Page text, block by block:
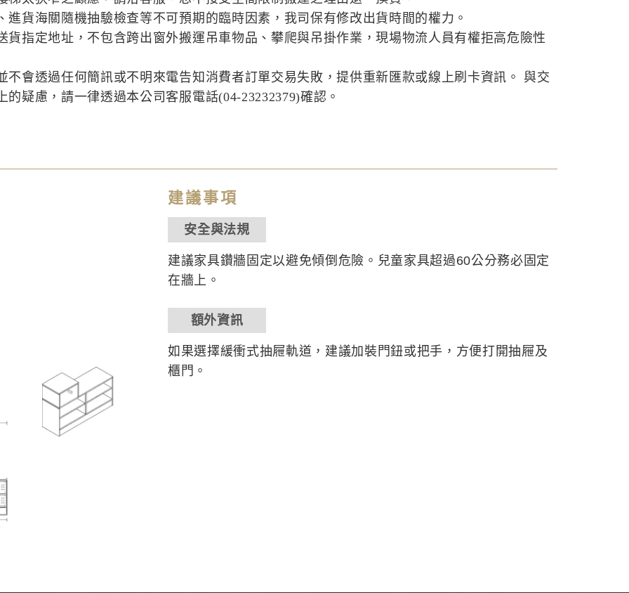
貨海關隨機抽驗檢查等不可預期的臨時因素，我司保有修改出貨時間的權力。
貨指定地址，不包含跨出窗外搬運吊車物品、攀爬與吊掛作業，現場物流人員有權拒高危險性
不會透過任何簡訊或不明來電告知消費者訂單交易失敗，提供重新匯款或線上刷卡資訊。 與交
疑慮，請一律透過本公司客服電話(04-23232379)確認。
建議事項
安全與法規
建議家具鑽牆固定以避免傾倒危險。兒童家具超過60公分務必固定
在牆上。
額外資訊
如果選擇緩衝式抽屜軌道，建議加裝門鈕或把手，方便打開抽屜及
櫃門。